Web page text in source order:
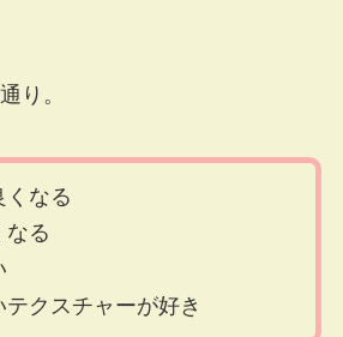
り。
くなる
なる
クスチャーが好き